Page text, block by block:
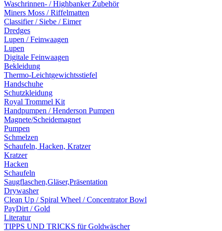
Waschrinnen- / Highbanker Zubehör
Miners Moss / Riffelmatten
Classifier / Siebe / Eimer
Dredges
Lupen / Feinwaagen
Lupen
Digitale Feinwaagen
Bekleidung
Thermo-Leichtgewichtsstiefel
Handschuhe
Schutzkleidung
Royal Trommel Kit
Handpumpen / Henderson Pumpen
Magnete/Scheidemagnet
Pumpen
Schmelzen
Schaufeln, Hacken, Kratzer
Kratzer
Hacken
Schaufeln
Saugflaschen,Gläser,Präsentation
Drywasher
Clean Up / Spiral Wheel / Concentrator Bowl
PayDirt / Gold
Literatur
TIPPS UND TRICKS für Goldwäscher